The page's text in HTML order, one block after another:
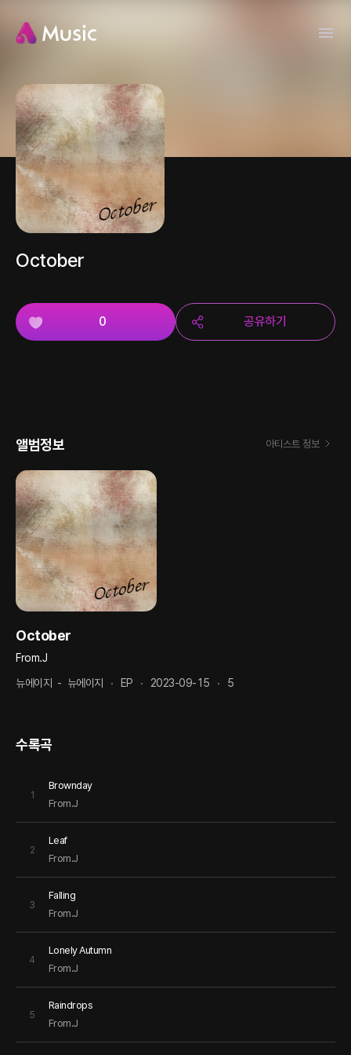
October
0 공유하기
앨범정보 아티스트 정보
October
From.J
뉴에이지
- 뉴에이지 EP 2023-09-15 5
수록곡
1
Brownday
From.J
2
Leaf
From.J
3
Falling
From.J
4
Lonely Autumn
From.J
5
Raindrops
From.J